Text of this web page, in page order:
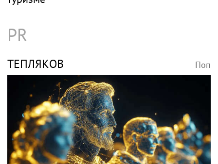
Несчастный случай или чужие руки: СК
сузил загадку Усольцевых до двух версий
ПРИМА Поп